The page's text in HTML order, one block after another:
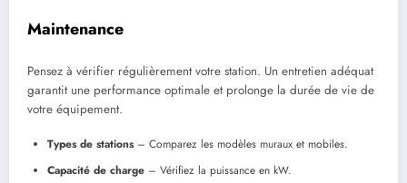
Maintenance
Pensez à vérifier régulièrement votre station. Un entretien adéquat
garantit une performance optimale et prolonge la durée de vie de
votre équipement.
Types de stations– Comparez les modèles muraux et mobiles.
Capacité de charge – Vérifiez la puissance en kW.